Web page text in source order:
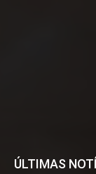
ÚLTIMAS